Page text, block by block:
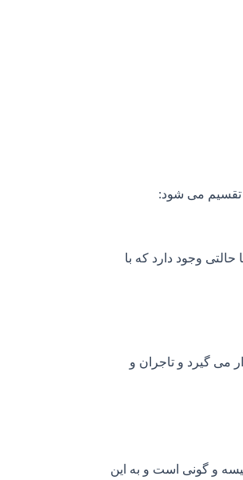
تقسیم می شود:
وجود دارد که با
می گیرد و تاجران و
و گونی است و به این